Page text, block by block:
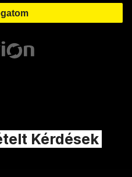
Kérdések